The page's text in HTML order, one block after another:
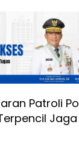
Patroli